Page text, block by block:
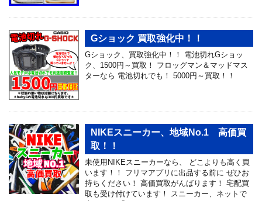
Gショック 買取強化中！！
Gショック、買取強化中！！ 電池切れGショッ
ク、1500円～買取！ フロッグマン＆マッドマス
ターなら 電池切れでも！ 5000円～買取！！
NIKEスニーカー、地域No.1 高価買
取！！
未使用NIKEスニーカーなら、 どこよりも高く買
います！！ フリマアプリに出品する前に ぜひお
持ちください！ 高価買取がんばります！ 宅配買
取も受け付けています！ スニーカー、ネットで